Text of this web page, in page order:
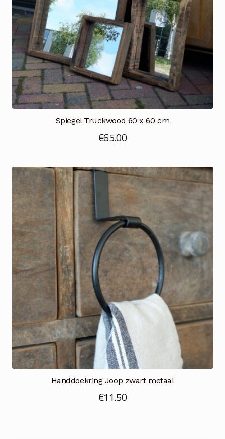
Spiegel Truckwood 60 x 60 cm
€65.00
Handdoekring Joop zwart metaal
€11.50